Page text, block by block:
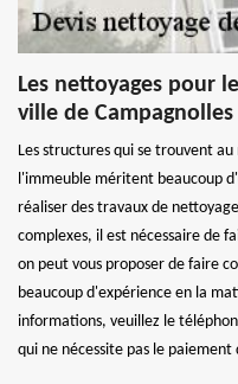
Les nettoyages pour
ville de
Les structures qui se trouvent
l'immeuble méritent beaucoup
réaliser des travaux de
complexes, il est nécessaire de
on peut vous proposer de faire
beaucoup d'expérience en la
informations, veuillez le
qui ne nécessite pas le